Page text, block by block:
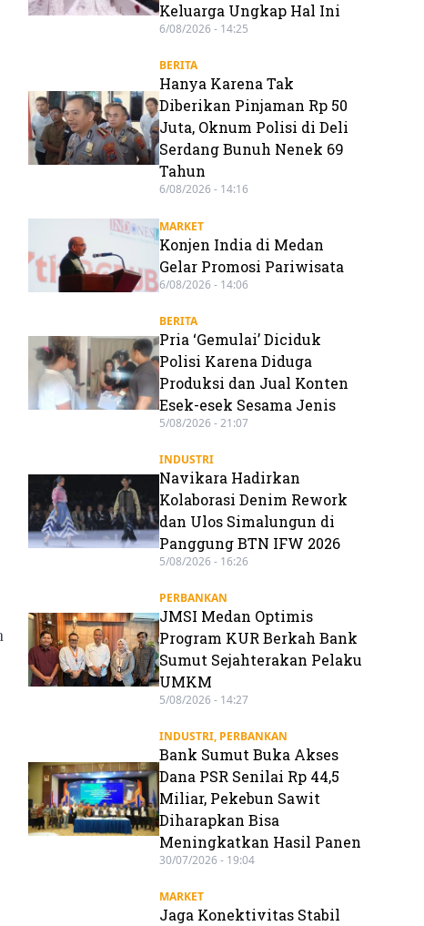
Keluarga Ungkap Hal Ini
6/08/2026 - 14:25
BERITA
Hanya Karena Tak
Diberikan Pinjaman Rp 50
Juta, Oknum Polisi di Deli
Serdang Bunuh Nenek 69
Tahun
6/08/2026 - 14:16
MARKET
Konjen India di Medan
Gelar Promosi Pariwisata
6/08/2026 - 14:06
BERITA
Pria ‘Gemulai’ Diciduk
Polisi Karena Diduga
Produksi dan Jual Konten
Esek-esek Sesama Jenis
5/08/2026 - 21:07
INDUSTRI
Navikara Hadirkan
Kolaborasi Denim Rework
dan Ulos Simalungun di
Panggung BTN IFW 2026
5/08/2026 - 16:26
PERBANKAN
JMSI Medan Optimis
Program KUR Berkah Bank
Sumut Sejahterakan Pelaku
UMKM
5/08/2026 - 14:27
INDUSTRI, PERBANKAN
Bank Sumut Buka Akses
Dana PSR Senilai Rp 44,5
Miliar, Pekebun Sawit
Diharapkan Bisa
Meningkatkan Hasil Panen
30/07/2026 - 19:04
MARKET
Jaga Konektivitas Stabil